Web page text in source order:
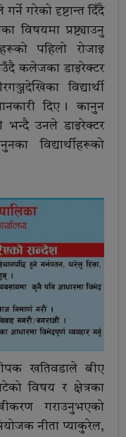
गरेको दृष्टान्त दिँदै
विषयमा प्रष्ट्याउनु
पहिलो रोजाइ
कलेजका डाइरेक्टर
विद्यार्थी
दिए । कानुन
भन्दै उनले डाइरेक्टर
विद्यार्थीहरूको
खतिवडाले बीए
विषय र क्षेत्रका
गराउनुभएको
नीता प्याकुरेल,